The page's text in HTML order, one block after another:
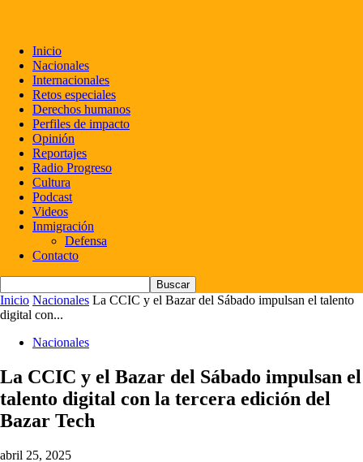
Inicio
Nacionales
Internacionales
Retos especiales
Derechos humanos
Perfiles de impacto
Opinión
Reportajes
Radio Progreso
Cultura
Podcast
Videos
Inmigración
Defensa
Contacto
Inicio Nacionales La CCIC y el Bazar del Sábado impulsan el talento
digital con...
Nacionales
La CCIC y el Bazar del Sábado impulsan el
talento digital con la tercera edición del
Bazar Tech
abril 25, 2025